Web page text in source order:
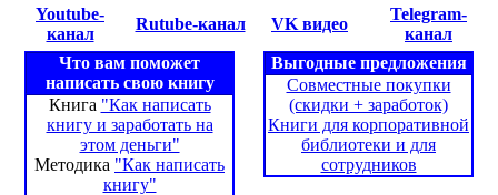
Youtube-
канал
Rutube-канал VK видео
Telegram-
канал
Что вам поможет
написать свою книгу
Книга "Как написать
книгу и заработать на
этом деньги"
Методика "Как написать
книгу"
Выгодные предложения
Совместные покупки
(скидки + заработок)
Книги для корпоративной
библиотеки и для
сотрудников